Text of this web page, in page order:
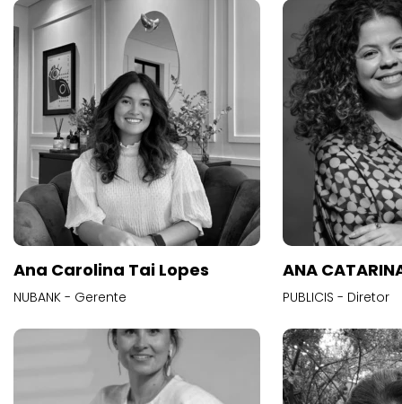
Ana Carolina Tai Lopes
NUBANK - Gerente
ANA
PUBLICIS - Diretor